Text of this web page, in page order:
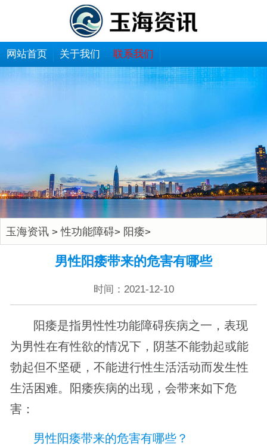
网站首页 关于我们 联系我们
玉海资讯>性功能障碍> 阳痿>
男性阳痿带来的危害有哪些
时间：2021-12-10
阳痿是指男性性功能障碍疾病之一，表现
为男性在有性欲的情况下，阴茎不能勃起或能
勃起但不坚硬，不能进行性生活活动而发生性
生活困难。阳痿疾病的出现，会带来如下危
害：
男性阳痿带来的危害有哪些？